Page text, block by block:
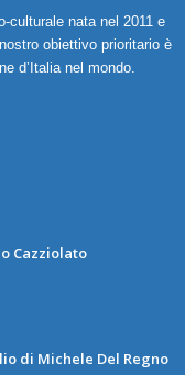
culturale nata nel 2011 e
obiettivo prioritario è
d’Italia nel mondo.
Cazziolato
di Michele Del Regno